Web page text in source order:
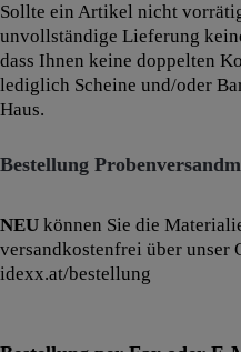
Sollte ein Artikel nicht
unvollständige Lieferung
dass Ihnen keine doppelten
lediglich Scheine und/oder
Haus.
Bestellung
NEU können Sie die
versandkostenfrei über unser
idexx.at/bestellung